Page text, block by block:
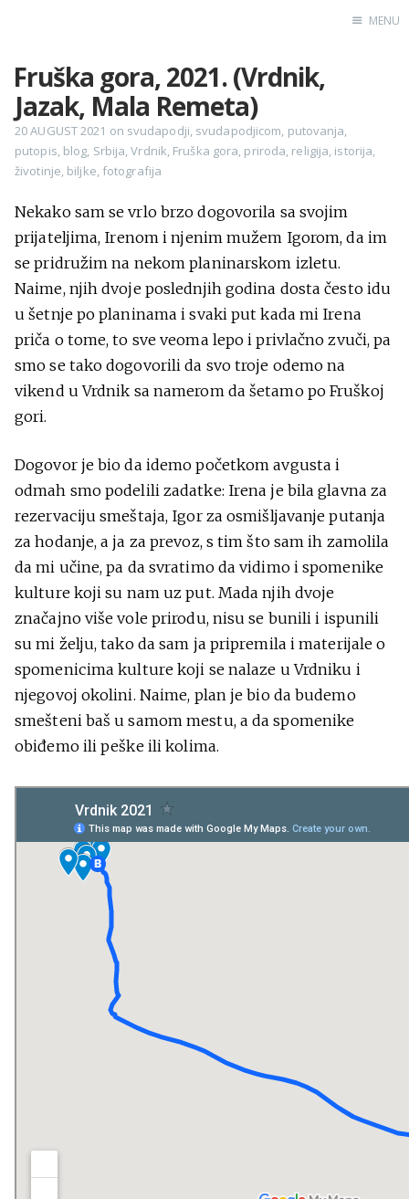
Pinterest
Sadržaj
MENU
Fruška gora, 2021. (Vrdnik,
Jazak, Mala Remeta)
20 AUGUST 2021 on svudapodji, svudapodjicom, putovanja,
putopis, blog, Srbija,Vrdnik, Fruška gora, priroda, religija, istorija,
životinje, biljke, fotografija
Nekako sam se vrlo brzo dogovorila sa svojim
prijateljima, Irenom i njenim mužem Igorom, da im
se pridružim na nekom planinarskom izletu.
Naime, njih dvoje poslednjih godina dosta često idu
u šetnje po planinama i svaki put kada mi Irena
priča o tome, to sve veoma lepo i privlačno zvuči, pa
smo se tako dogovorili da svo troje odemo na
vikend u Vrdnik sa namerom da šetamo po Fruškoj
gori.
Dogovor je bio da idemo početkom avgusta i
odmah smo podelili zadatke: Irena je bila glavna za
rezervaciju smeštaja, Igor za osmišljavanje putanja
za hodanje, a ja za prevoz, s tim što sam ih zamolila
da mi učine, pa da svratimo da vidimo i spomenike
kulture koji su nam uz put. Mada njih dvoje
značajno više vole prirodu, nisu se bunili i ispunili
su mi želju, tako da sam ja pripremila i materijale o
spomenicima kulture koji se nalaze u Vrdniku i
njegovoj okolini. Naime, plan je bio da budemo
smešteni baš u samom mestu, a da spomenike
obiđemo ili peške ili kolima.